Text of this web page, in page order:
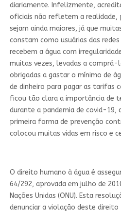
diariamente. Infelizmente,
oficiais não refletem a realidade,
sejam ainda maiores, já que
constam como usuárias das
recebem a água com
muitas vezes, levadas a comprá-
obrigadas a gastar o mínimo de
de dinheiro para pagar as tarifas
ficou tão clara a importância de
durante a pandemia de covid-19,
primeira forma de prevenção
colocou muitas vidas em risco e
O direito humano à água é
64/292, aprovada em julho de
Nações Unidas (ONU). Esta
denunciar a violação deste direito